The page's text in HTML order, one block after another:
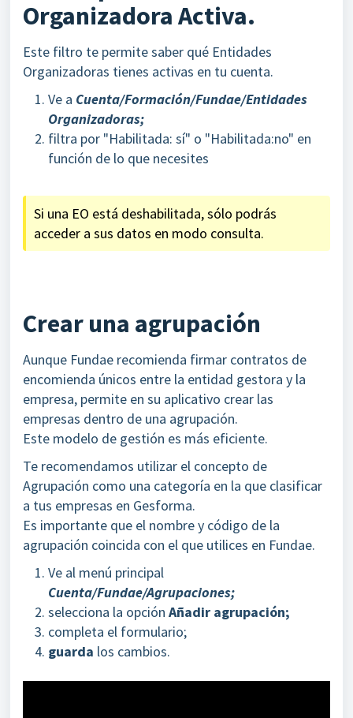
Organizadora Activa.
Este filtro te permite saber qué Entidades
Organizadoras tienes activas en tu cuenta.
Ve a Cuenta/Formación/Fundae/Entidades
Organizadoras;
filtra por "Habilitada: sí" o "Habilitada:no" en
función de lo que necesites
Si una EO está deshabilitada, sólo podrás
acceder a sus datos en modo consulta.
Crear una agrupación
Aunque Fundae recomienda firmar contratos de
encomienda únicos entre la entidad gestora y la
empresa, permite en su aplicativo crear las
empresas dentro de una agrupación.
Este modelo de gestión es más eficiente.
Te recomendamos utilizar el concepto de
Agrupación como una categoría en la que clasificar
a tus empresas en Gesforma.
Es importante que el nombre y código de la
agrupación coincida con el que utilices en Fundae.
Ve al menú principal
Cuenta/Fundae/Agrupaciones;
selecciona la opción Añadir agrupación;
completa el formulario;
guarda los cambios.